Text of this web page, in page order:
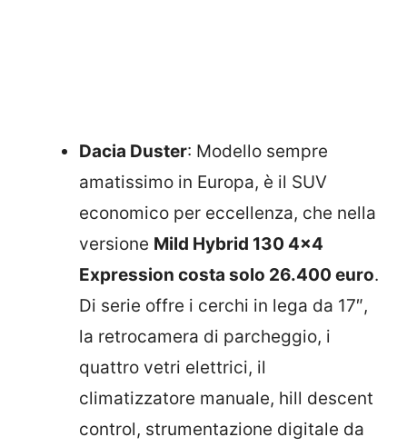
Dacia Duster: Modello sempre
amatissimo in Europa, è il SUV
economico per eccellenza, che nella
versione Mild Hybrid 130 4×4
Expression costa solo 26.400 euro.
Di serie offre i cerchi in lega da 17″,
la retrocamera di parcheggio, i
quattro vetri elettrici, il
climatizzatore manuale, hill descent
control, strumentazione digitale da